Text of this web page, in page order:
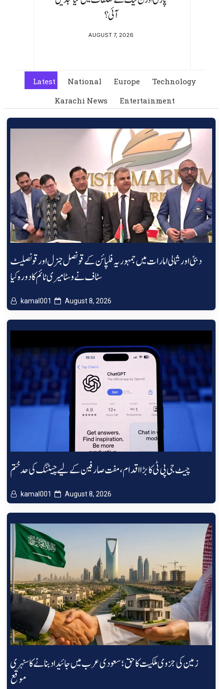
AUGUST 6, 2026
Latest National Europe
Technology
Karachi News
Entertainment
دبئی اور شمالی امارات میں جمہوریہ فلپائن کے قونصل جنرل اور قونصلیٹ
سٹاف نے وسٹا میری ٹائم کا دورہ کیا
kamal001 August 8, 2026
چیٹ جی پی ٹی کا بڑا اقدام، مفت صارفین کے لیے چیٹنگ کی حد ختم
kamal001 August 8, 2026
زمین کی جزوی ملکیت کا حق؛ سعودی عرب میں جائیداد بنانے کا سنہری
موقع